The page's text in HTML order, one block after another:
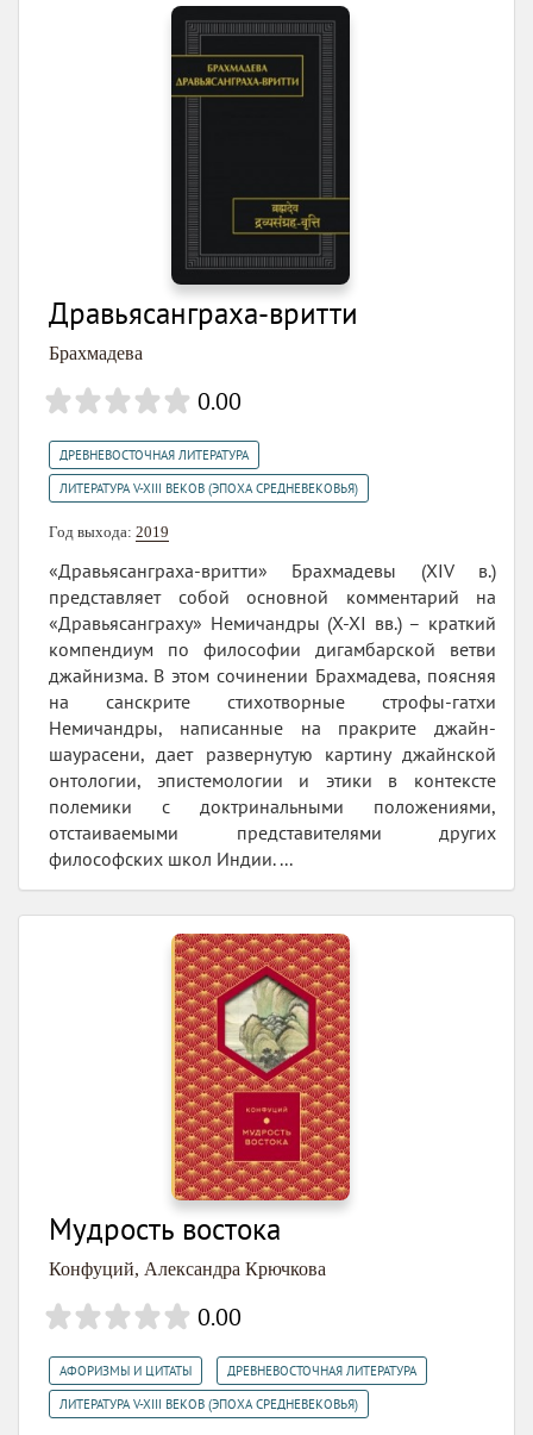
Дравьясанграха-вритти
Брахмадева
0.00
ДРЕВНЕВОСТОЧНАЯ ЛИТЕРАТУРА
ЛИТЕРАТУРА V-XIII ВЕКОВ (ЭПОХА СРЕДНЕВЕКОВЬЯ)
Год выхода: 2019
«Дравьясанграха-вритти» Брахмадевы (XIV в.)
представляет собой основной комментарий на
«Дравьясанграху» Немичандры (X-XI вв.) – краткий
компендиум по философии дигамбарской ветви
джайнизма. В этом сочинении Брахмадева, поясняя
на санскрите стихотворные строфы-гатхи
Немичандры, написанные на пракрите джайн-
шаурасени, дает развернутую картину джайнской
онтологии, эпистемологии и этики в контексте
полемики с доктринальными положениями,
отстаиваемыми представителями других
философских школ Индии. ...
Мудрость востока
Конфуций, Александра Крючкова
0.00
АФОРИЗМЫ И ЦИТАТЫ ДРЕВНЕВОСТОЧНАЯ ЛИТЕРАТУРА
ЛИТЕРАТУРА V-XIII ВЕКОВ (ЭПОХА СРЕДНЕВЕКОВЬЯ)